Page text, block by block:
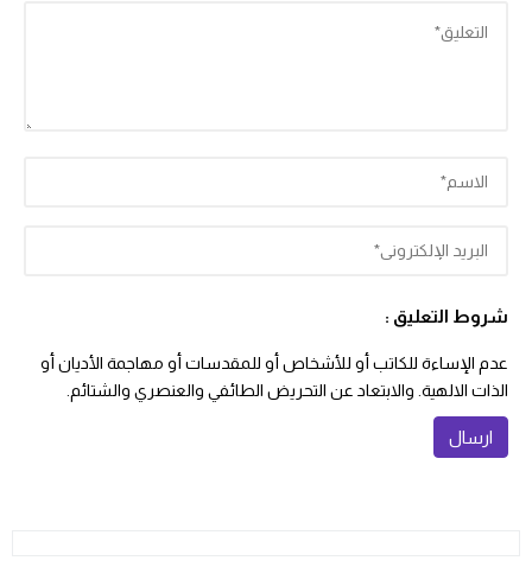
شروط التعليق :
عدم الإساءة للكاتب أو للأشخاص أو للمقدسات أو مهاجمة الأديان أو
الذات الالهية. والابتعاد عن التحريض الطائفي والعنصري والشتائم.